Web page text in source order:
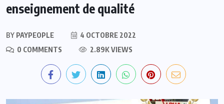
enseignement de qualité
BY PAYPEOPLE
4 OCTOBRE 2022
0 COMMENTS
2.89K VIEWS